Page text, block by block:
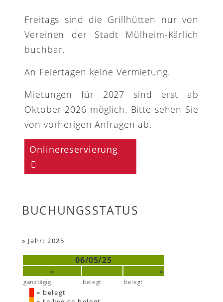
Freitags sind die Grillhütten nur von
Vereinen der Stadt Mülheim-Kärlich
buchbar.
An Feiertagen keine Vermietung.
Mietungen für 2027 sind erst ab
Oktober 2026 möglich. Bitte sehen Sie
von vorherigen Anfragen ab.
Onlinereservierung
BUCHUNGSSTATUS
» Jahr: 2025
06/05/25
«
»
ganztägig belegt belegt
= belegt